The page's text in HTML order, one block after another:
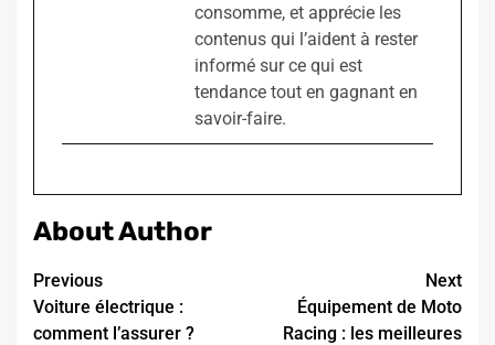
consomme, et apprécie les
contenus qui l’aident à rester
informé sur ce qui est
tendance tout en gagnant en
savoir-faire.
About Author
Continue
Reading
Previous
Voiture électrique :
comment l’assurer ?
Next
Équipement de Moto
Racing : les meilleures